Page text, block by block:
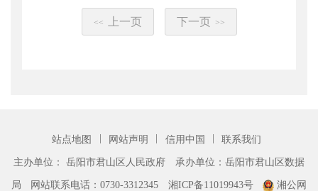
<< 上一页 下一页 >>
站点地图 | 网站声明 | 信用中国 |
联系我们
主办单位： 岳阳市君山区人民政府
承办单位：岳阳市君山区数据
局
网站联系电话：0730-3312345 湘ICP备11019943号 湘公网